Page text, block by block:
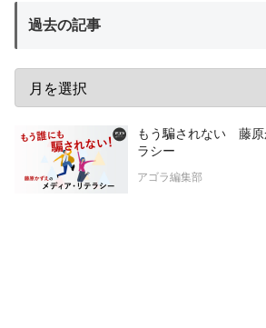
過去の記事
もう騙されない 藤原
ラシー
アゴラ編集部